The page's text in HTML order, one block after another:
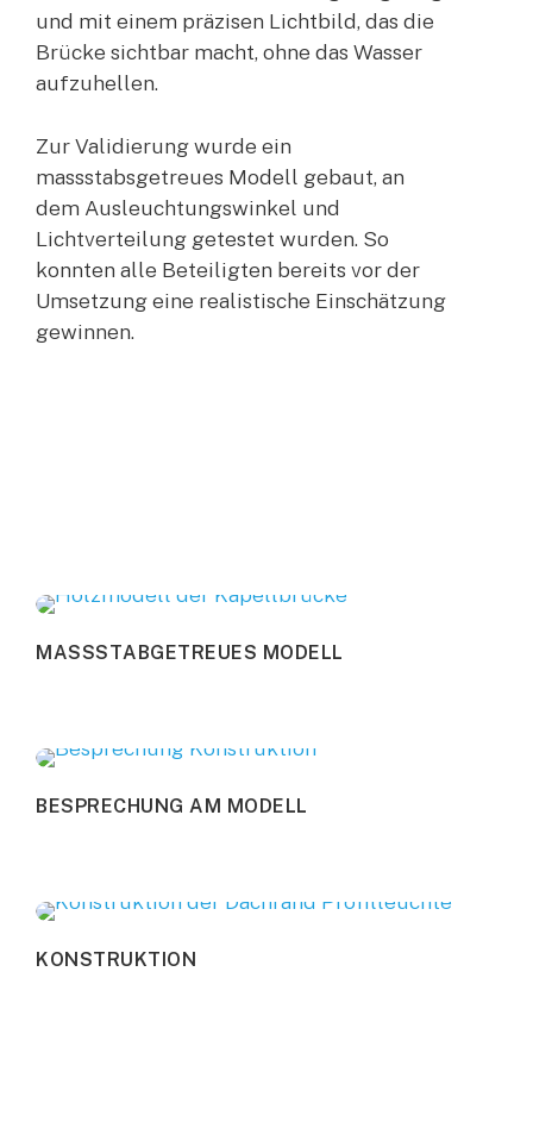
und mit einem präzisen Lichtbild, das die
Brücke sichtbar macht, ohne das Wasser
aufzuhellen.
Zur Validierung wurde ein
massstabsgetreues Modell gebaut, an
dem Ausleuchtungswinkel und
Lichtverteilung getestet wurden. So
konnten alle Beteiligten bereits vor der
Umsetzung eine realistische Einschätzung
gewinnen.
MASSSTABGETREUES MODELL
BESPRECHUNG AM MODELL
KONSTRUKTION